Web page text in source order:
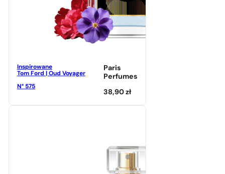
Inspirowane
Tom Ford | Oud Voyager
N° 575
Paris
Perfumes
38,90zł